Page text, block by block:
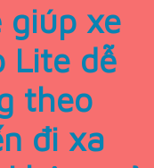
giúp xe
Lite dễ
theo
đi xa